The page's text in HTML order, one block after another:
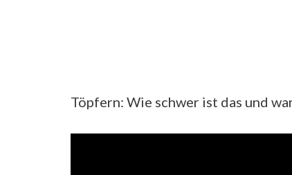
Töpfern: Wie schwer ist das und